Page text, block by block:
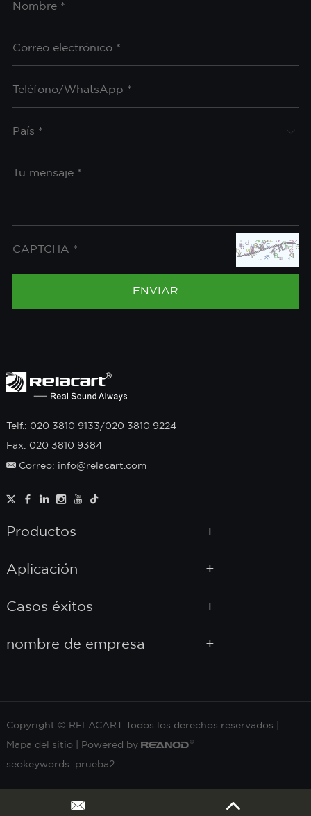
Telf.: 020 3810 9133/020 3810 9224
Fax: 020 3810 9384
Correo: info@relacart.com
Productos
Aplicación
Casos éxitos
nombre de empresa
Copyright © RELACART Todos los derechos reservados |
Mapa del sitio | Powered by
seokeywords: prueba2